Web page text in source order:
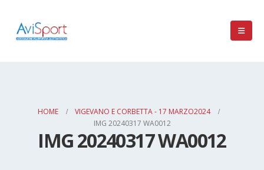
HOME
VIGEVANO E CORBETTA - 17 MARZO2024
IMG 20240317 WA0012
IMG 20240317 WA0012